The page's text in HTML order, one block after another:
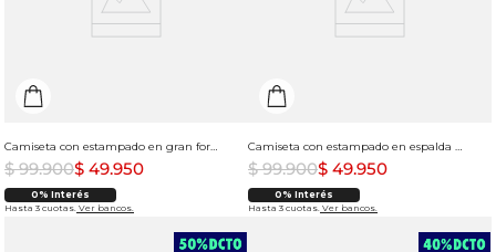
Camiseta con estampado en gran formato para hombre
$ 99.900$ 49.950
0% Interés
Hasta 3 cuotas. Ver bancos.
Camiseta con estampado en espalda para hombre
$ 99.900$ 49.950
0% Interés
Hasta 3 cuotas. Ver bancos.